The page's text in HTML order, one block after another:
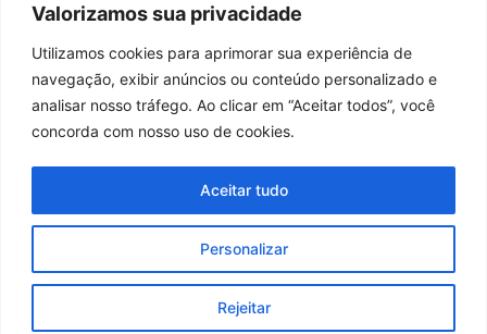
Valorizamos sua privacidade
Utilizamos cookies para aprimorar sua experiência de
navegação, exibir anúncios ou conteúdo personalizado e
analisar nosso tráfego. Ao clicar em “Aceitar todos”, você
concorda com nosso uso de cookies.
Personalizar
Rejeitar
Aceitar tudo
Portal de
Ouvidoria
DIÁRIO
OFICIAL
Pesquisa de Satisfação
Webmail